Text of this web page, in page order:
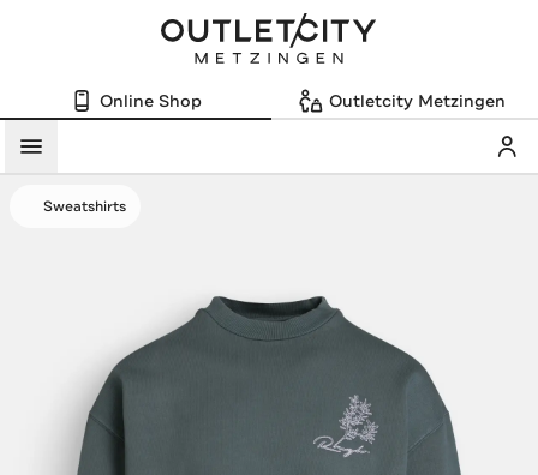
Online Shop Outletcity Metzingen
Menü
Sweatshirts